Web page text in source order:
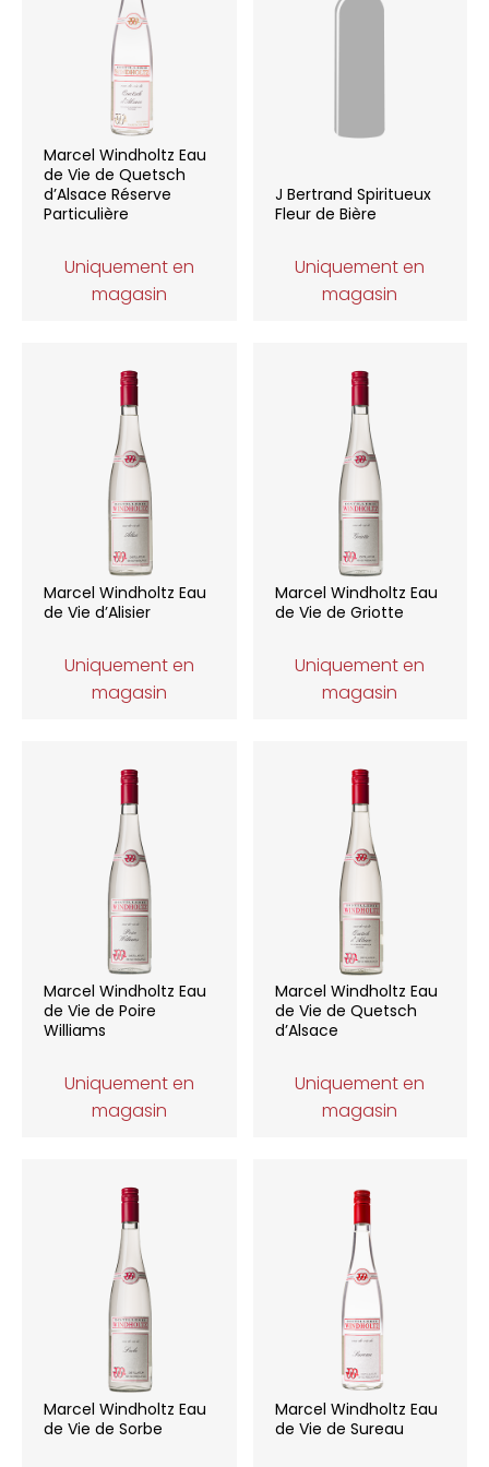
Marcel Windholtz Eau
de Vie de Quetsch
d’Alsace Réserve
Particulière
Uniquement en
magasin
J Bertrand Spiritueux
Fleur de Bière
Uniquement en
magasin
Marcel Windholtz Eau
de Vie d’Alisier
Uniquement en
magasin
Marcel Windholtz Eau
de Vie de Griotte
Uniquement en
magasin
Marcel Windholtz Eau
de Vie de Poire
Williams
Uniquement en
magasin
Marcel Windholtz Eau
de Vie de Quetsch
d’Alsace
Uniquement en
magasin
Marcel Windholtz Eau
de Vie de Sorbe
Marcel Windholtz Eau
de Vie de Sureau